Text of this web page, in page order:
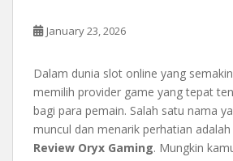
January 23, 2026
Dalam dunia slot online yang
memilih provider game yang tepat
bagi para pemain. Salah satu nama
muncul dan menarik perhatian adalah
Review Oryx Gaming. Mungkin